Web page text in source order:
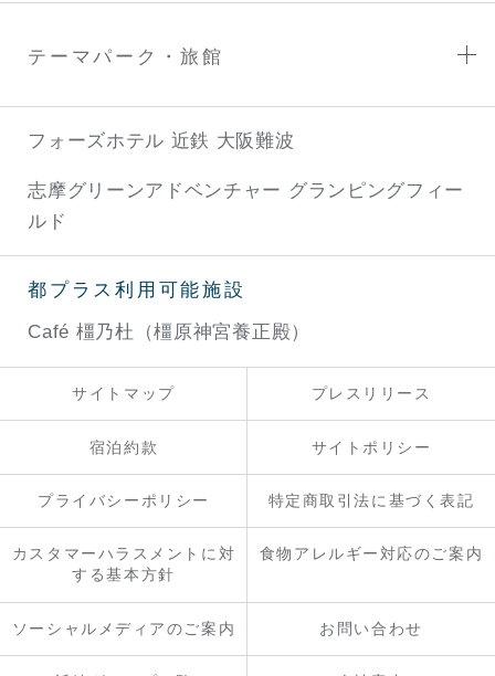
テーマパーク・旅館
フォーズホテル 近鉄 大阪難波
志摩グリーンアドベンチャー グランピングフィー
ルド
都プラス利用可能施設
Café 橿乃杜（橿原神宮養正殿）
サイトマップ プレスリリース
宿泊約款 サイトポリシー
プライバシーポリシー 特定商取引法に基づく表記
カスタマーハラスメントに対
する基本方針
食物アレルギー対応のご案内
ソーシャルメディアのご案内 お問い合わせ